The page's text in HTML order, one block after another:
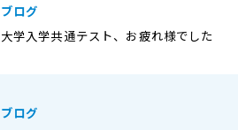
ブログ
大学入学共通テスト、お疲れ様でした
ブログ